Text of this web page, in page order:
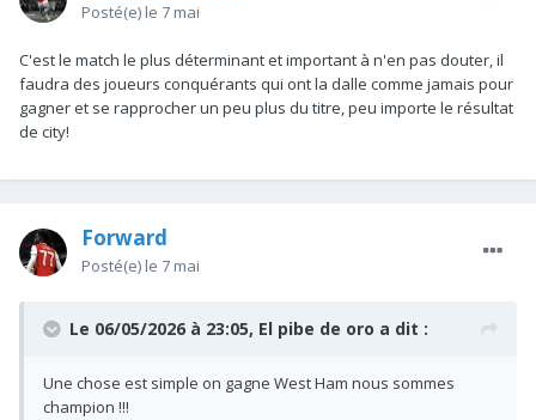
Posté(e) le 7 mai
C'est le match le plus déterminant et important à n'en pas douter, il
faudra des joueurs conquérants qui ont la dalle comme jamais pour
gagner et se rapprocher un peu plus du titre, peu importe le résultat
de city!
Forward
Posté(e) le 7 mai
Le 06/05/2026 à 23:05, El pibe de oro a dit :
Une chose est simple on gagne West Ham nous sommes
champion !!!